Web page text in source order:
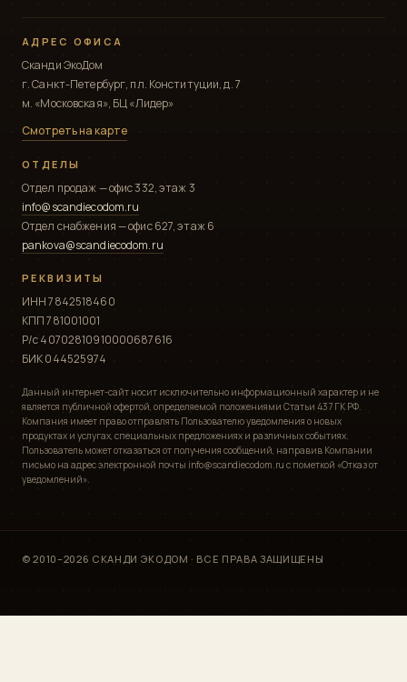
АДРЕС ОФИСА
Сканди ЭкоДом
г. Санкт-Петербург, пл. Конституции, д. 7
м. «Московская», БЦ «Лидер»
Смотреть на карте
ОТДЕЛЫ
Отдел продаж — офис 332, этаж 3
info@scandiecodom.ru
Отдел снабжения — офис 627, этаж 6
pankova@scandiecodom.ru
РЕКВИЗИТЫ
ИНН 7842518460
КПП 781001001
Р/с 40702810910000687616
БИК 044525974
Данный интернет-сайт носит исключительно информационный характер и не
является публичной офертой, определяемой положениями Статьи 437 ГК РФ.
Компания имеет право отправлять Пользователю уведомления о новых
продуктах и услугах, специальных предложениях и различных событиях.
Пользователь может отказаться от получения сообщений, направив Компании
письмо на адрес электронной почты info@scandiecodom.ru с пометкой «Отказ от
уведомлений».
© 2010–2026 СКАНДИ ЭКОДОМ · ВСЕ ПРАВА ЗАЩИЩЕНЫ